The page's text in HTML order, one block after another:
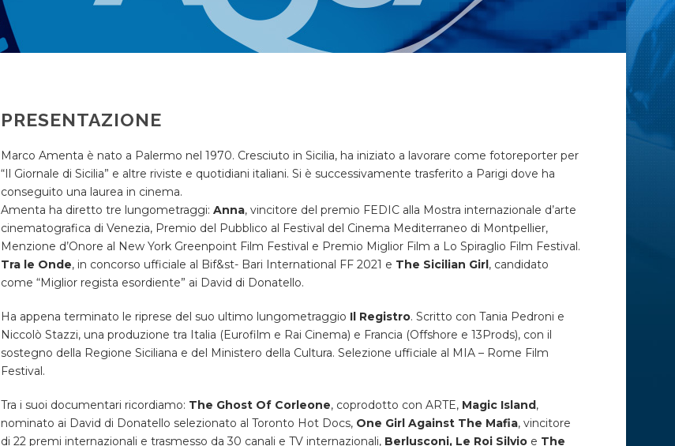
PRESENTAZIONE
Marco Amenta è nato a Palermo nel 1970. Cresciuto in Sicilia, ha iniziato a lavorare come fotoreporter per
“Il Giornale di Sicilia” e altre riviste e quotidiani italiani. Si è successivamente trasferito a Parigi dove ha
conseguito una laurea in cinema.
Amenta ha diretto tre lungometraggi: Anna, vincitore del premio FEDIC alla Mostra internazionale d’arte
cinematografica di Venezia, Premio del Pubblico al Festival del Cinema Mediterraneo di Montpellier,
Menzione d’Onore al New York Greenpoint Film Festival e Premio Miglior Film a Lo Spiraglio Film Festival.
Tra le Onde, in concorso ufficiale al Bif&st- Bari International FF 2021 e The Sicilian Girl, candidato
come “Miglior regista esordiente” ai David di Donatello.
Ha appena terminato le riprese del suo ultimo lungometraggio Il Registro. Scritto con Tania Pedroni e
Niccolò Stazzi, una produzione tra Italia (Eurofilm e Rai Cinema) e Francia (Offshore e 13Prods), con il
sostegno della Regione Siciliana e del Ministero della Cultura. Selezione ufficiale al MIA – Rome Film
Festival.
Tra i suoi documentari ricordiamo: The Ghost Of Corleone, coprodotto con ARTE, Magic Island,
nominato ai David di Donatello selezionato al Toronto Hot Docs, One Girl Against The Mafia, vincitore
di 22 premi internazionali e trasmesso da 30 canali e TV internazionali, Berlusconi, Le Roi Silvio e The